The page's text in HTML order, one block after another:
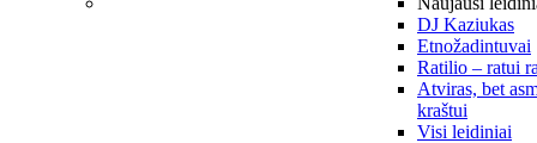
DJ Kaziukas
Etnožadintuvai
Ratilio – ratui
Atviras, bet
kraštui
Visi leidiniai